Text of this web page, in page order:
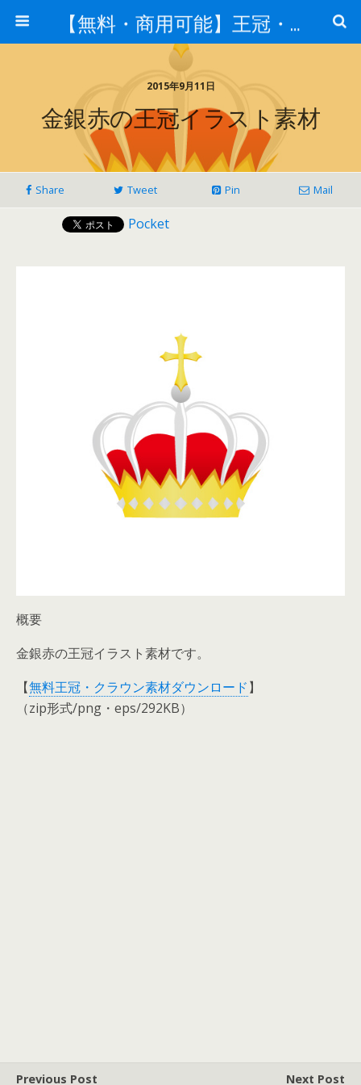
【無料・商用可能】王冠・クラウン素材
2015年9月11日
金銀赤の王冠イラスト素材
Share Tweet Pin Mail
Pocket
概要
金銀赤の王冠イラスト素材です。
【無料王冠・クラウン素材ダウンロード】
（zip形式/png・eps/292KB）
Previous Post Next Post